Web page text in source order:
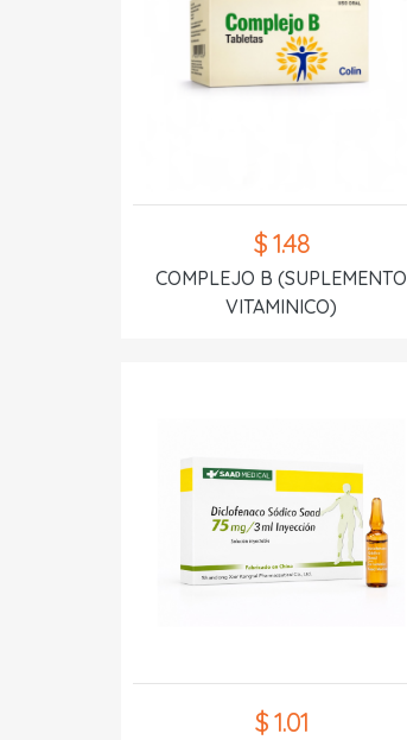
$ 1.48
COMPLEJO B (SUPLEMENTO
VITAMINICO)
$ 1.01